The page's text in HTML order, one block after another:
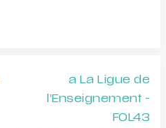
a La Ligue de
l’Enseignement -
FOL43